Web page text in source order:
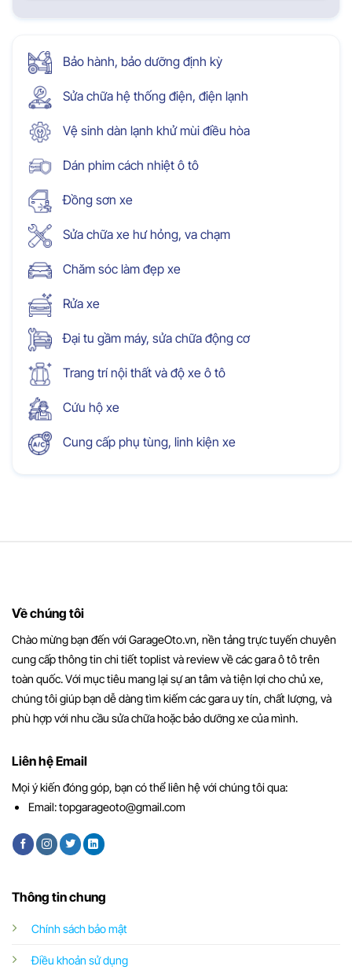
Bảo hành, bảo dưỡng định kỳ
Sửa chữa hệ thống điện, điện lạnh
Vệ sinh dàn lạnh khử mùi điều hòa
Dán phim cách nhiệt ô tô
Đồng sơn xe
Sửa chữa xe hư hỏng, va chạm
Chăm sóc làm đẹp xe
Rửa xe
Đại tu gầm máy, sửa chữa động cơ
Trang trí nội thất và độ xe ô tô
Cứu hộ xe
Cung cấp phụ tùng, linh kiện xe
Về chúng tôi
Chào mừng bạn đến với GarageOto.vn, nền tảng trực tuyến chuyên
cung cấp thông tin chi tiết toplist và review về các gara ô tô trên
toàn quốc. Với mục tiêu mang lại sự an tâm và tiện lợi cho chủ xe,
chúng tôi giúp bạn dễ dàng tìm kiếm các gara uy tín, chất lượng, và
phù hợp với nhu cầu sửa chữa hoặc bảo dưỡng xe của mình.
Thông tin chung
Chính sách bảo mật
Điều khoản sử dụng
Liên hệ Email
Mọi ý kiến đóng góp, bạn có thể liên hệ với chúng tôi qua:
Email:topgarageoto@gmail.com